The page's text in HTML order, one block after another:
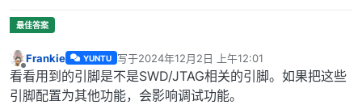
离线
Frankie YUNTU 写于2024年12月2日 上午12:01
最后由 编辑
看看用到的引脚是不是SWD/JTAG相关的引脚。如果把这些
引脚配置为其他功能，会影响调试功能。